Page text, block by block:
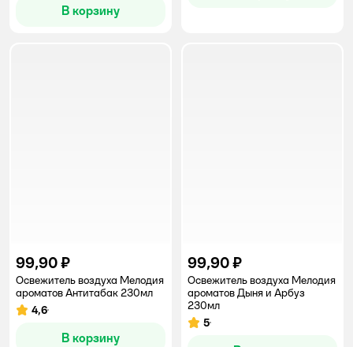
В корзину
99,90 ₽
Освежитель воздуха Мелодия
ароматов Антитабак 230мл
Рейтинг:
4,6
В корзину
99,90 ₽
Освежитель воздуха Мелодия
ароматов Дыня и Арбуз
230мл
Рейтинг:
5